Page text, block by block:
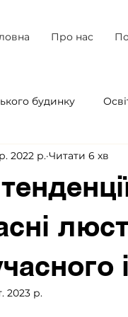
Про нас
будинку
Освітлення кафе і
Архітектурне
Освітлення для кухні
2022 р. Читати 6 хв
2023 р.